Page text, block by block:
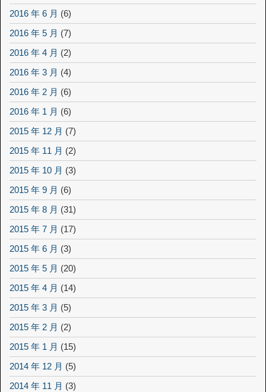
2016 年 6 月 (6)
2016 年 5 月 (7)
2016 年 4 月 (2)
2016 年 3 月 (4)
2016 年 2 月 (6)
2016 年 1 月 (6)
2015 年 12 月 (7)
2015 年 11 月 (2)
2015 年 10 月 (3)
2015 年 9 月 (6)
2015 年 8 月 (31)
2015 年 7 月 (17)
2015 年 6 月 (3)
2015 年 5 月 (20)
2015 年 4 月 (14)
2015 年 3 月 (5)
2015 年 2 月 (2)
2015 年 1 月 (15)
2014 年 12 月 (5)
2014 年 11 月 (3)